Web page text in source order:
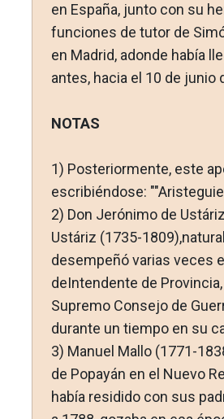
en España, junto con su
funciones de tutor de
en Madrid, adonde había
antes, hacia el 10 de junio
NOTAS
1) Posteriormente, este
escribiéndose:
2) Don Jerónimo de
Ustáriz (1735-
desempeñó varias veces
deIntendente de
Supremo Consejo de
durante un tiempo en su
3) Manuel Mallo (1771-
de Popayán en el Nuevo
había residido con sus